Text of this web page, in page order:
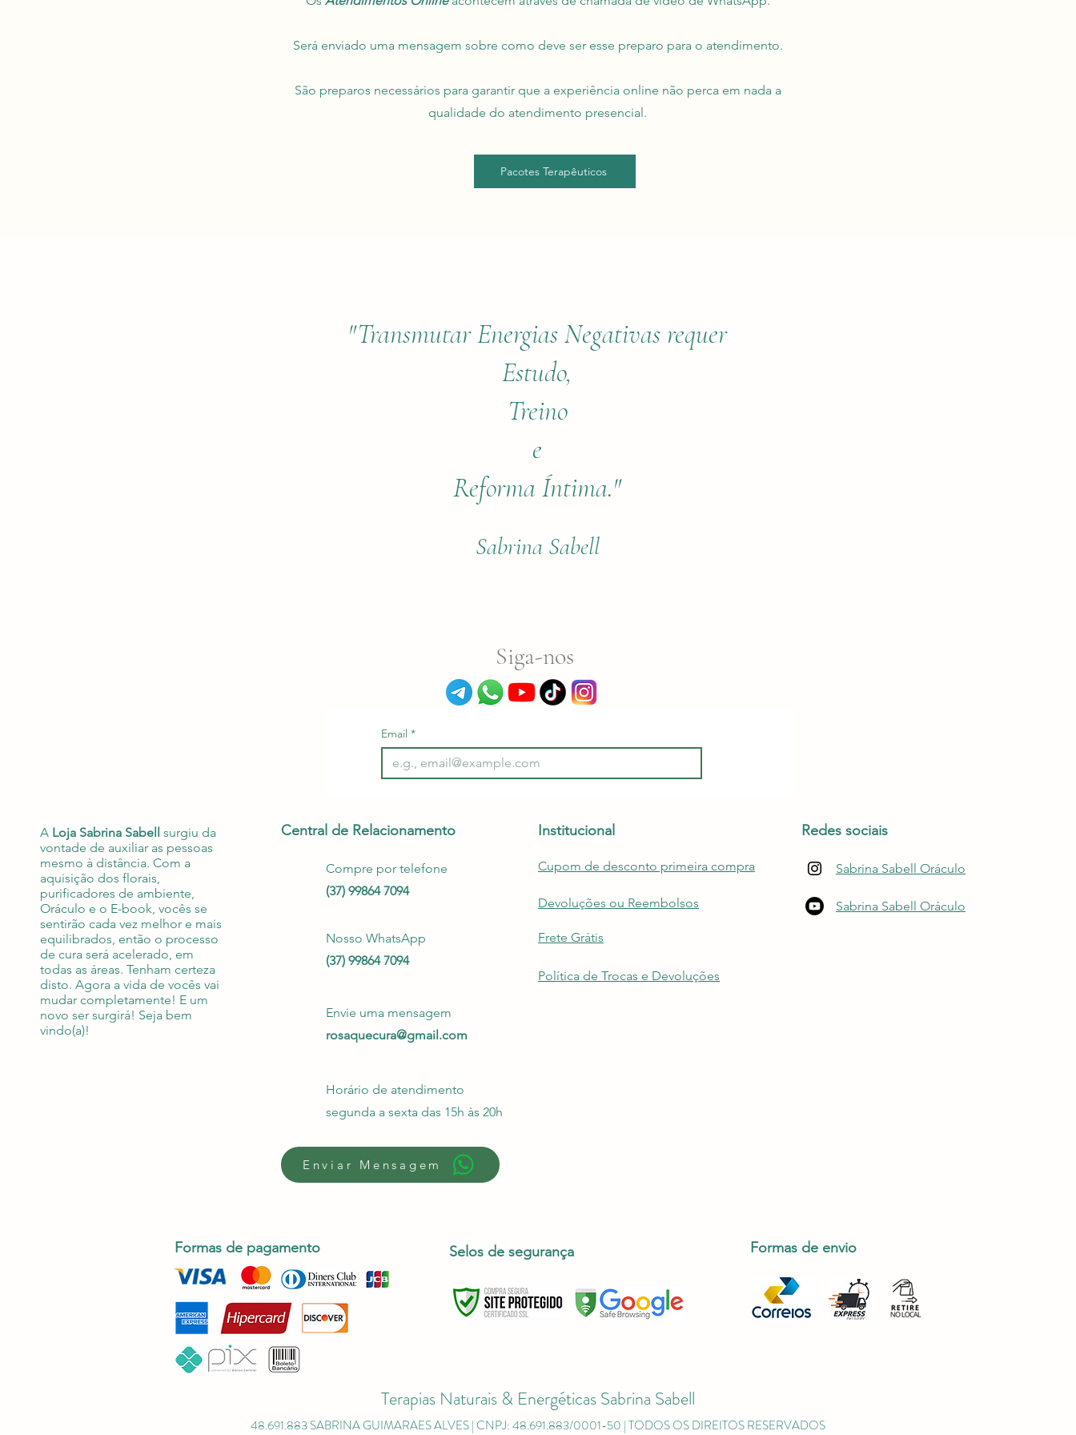
Será enviado uma mensagem sobre como deve ser esse preparo para o atendimento.
São preparos necessários para garantir que a experiência online não perca em nada a
qualidade do atendimento presencial.
Pacotes Terapêuticos
"Transmutar Energias Negativas requer
Estudo,
Treino
e
Reforma Íntima."
Sabrina Sabell
Siga-nos
Email *
A Loja Sabrina Sabell surgiu da
vontade de auxiliar as pessoas
mesmo à distância. Com a
aquisição dos florais,
purificadores de ambiente,
Oráculo e o E-book, vocês se
sentirão cada vez melhor e mais
equilibrados, então o processo
de cura será acelerado, em
todas as áreas. Tenham certeza
disto. Agora a vida de vocês vai
mudar completamente! E um
novo ser surgirá! Seja bem
vindo(a)!
Central de Relacionamento
Compre por telefone
(37) 99864 7094
Nosso WhatsApp
(37) 99864 7094
Institucional
Cupom de desconto primeira compra
Devoluções ou Reembolsos
Frete Grátis
Política de Trocas e Devoluções
Redes sociais
Sabrina Sabell Oráculo
Sabrina Sabell Oráculo
Envie uma mensagem
rosaquecura@gmail.com
Horário de atendimento
segunda a sexta das 15h às 20h
Enviar Mensagem
Formas de pagamento Selos de segurança Formas de envio
Terapias Naturais & Energéticas Sabrina Sabell
48.691.883 SABRINA GUIMARAES ALVES | CNPJ: 48.691.883/0001-50 | TODOS OS DIREITOS RESERVADOS